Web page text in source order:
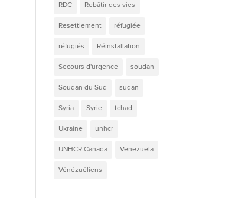
RDC Rebâtir des vies
Resettlement réfugiée
réfugiés Réinstallation
Secours d'urgence soudan
Soudan du Sud sudan
Syria Syrie tchad
Ukraine unhcr
UNHCR Canada Venezuela
Vénézuéliens